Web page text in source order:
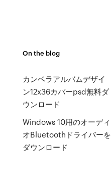
On the blog
カンベラアルバムデザイ
ン12x36カバーpsd無料ダ
ウンロード
Windows 10用のオーディ
オBluetoothドライバーを
ダウンロード